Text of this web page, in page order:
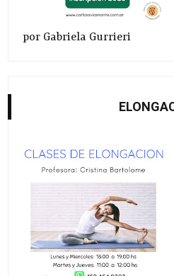
por Gabriela Gurrieri